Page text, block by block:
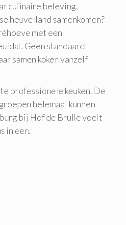
culinaire beleving,
heuvelland samenkomen?
met een
Geen standaard
samen koken vanzelf
professionele keuken. De
helemaal kunnen
bij Hof de Brulle voelt
in een.